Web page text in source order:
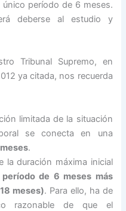
período de 6 meses.
deberse al estudio y
Tribunal Supremo, en
ya citada, nos recuerda
limitada de la situación
se conecta en una
.
la duración máxima inicial
período de 6 meses más
meses). Para ello, ha de
razonable de que el